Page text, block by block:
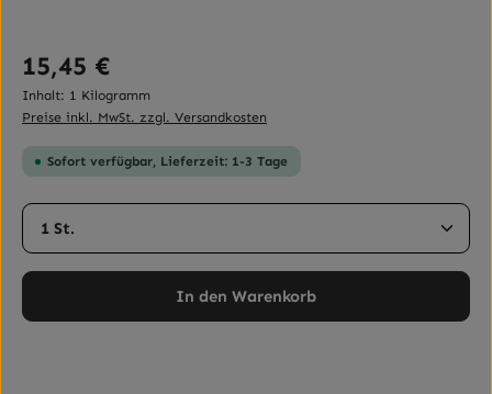
Regulärer Preis:
15,45 €
Inhalt: 1 Kilogramm
Preise inkl. MwSt. zzgl. Versandkosten
Sofort verfügbar, Lieferzeit: 1-3 Tage
Produkt Anzahl: Gib den gewünschten Wert ein
In den Warenkorb